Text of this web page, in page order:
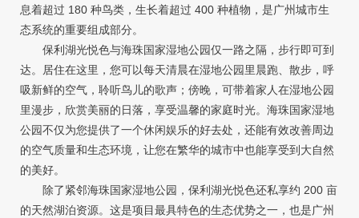
息着超过 180 种鸟类，生长着超过 400 种植物，是广州城市生
态系统的重要组成部分。
保利湖光悦色与海珠国家湿地公园仅一路之隔，步行即可到
达。居住在这里，您可以每天清晨在湿地公园里晨跑、散步，呼
吸新鲜的空气，聆听鸟儿的歌声；傍晚，可带着家人在湿地公园
里漫步，欣赏美丽的日落，享受温馨的家庭时光。海珠国家湿地
公园不仅为您提供了一个休闲娱乐的好去处，还能有效改善周边
的空气质量和生态环境，让您在繁华的城市中也能享受到大自然
的美好。
除了紧邻海珠国家湿地公园，保利湖光悦色还私享约 200 亩
的天然湖泊资源。这是项目最具特色的生态优势之一，也是广州